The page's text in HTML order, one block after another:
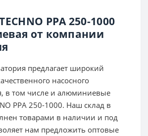
PPA 250-1000
от компании
предлагает широкий
насосного
в том числе и алюминиевые
PPA 250-1000. Наш склад в
товарами в наличии и под
нам предложить оптовые